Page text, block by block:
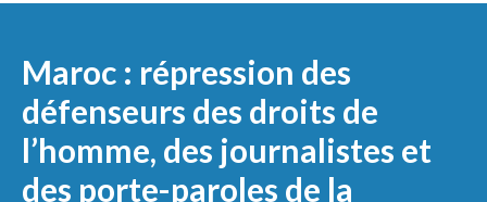
Maroc : répression des
défenseurs des droits de
l’homme, des journalistes et
des porte-paroles de la